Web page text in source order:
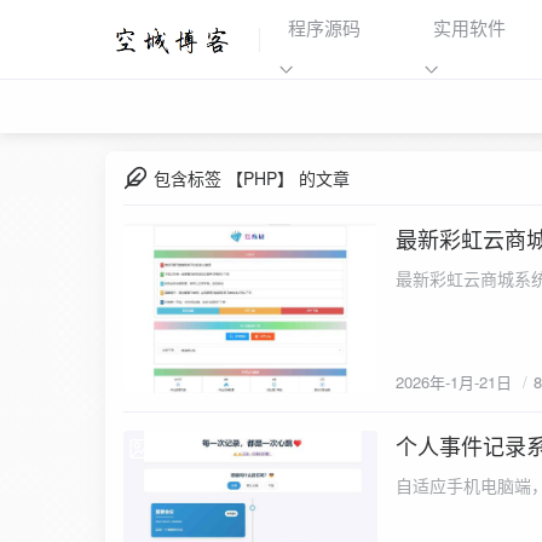
程序源码 实用软件
包含标签 【PHP】 的文章
2026-1-21
最新彩虹云商
最新彩虹云商城系
2026年-1月-21日
2026-1-21
个人事件记录
自适应手机电脑端